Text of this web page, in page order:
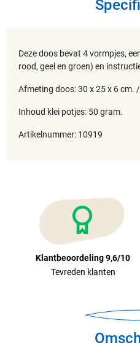
Deze doos bevat 4 vormpjes,
rood, geel en groen) en
Afmeting doos: 30 x 25 x 6 cm.
Inhoud klei potjes: 50 gram.
Artikelnummer: 10919
Klantbeoordeling 9,6/10
Tevreden klanten